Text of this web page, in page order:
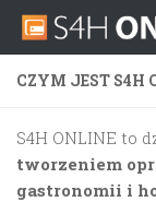
Skip to content
CZYM JEST S4H
S4H ONLINE to
tworzeniem
gastronomii i